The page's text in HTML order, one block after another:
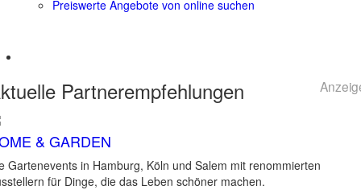
Preiswerte Angebote von online suchen
Partnerempfehlungen
& GARDEN
Gartenevents in Hamburg, Köln und Salem mit renommierten
für Dinge, die das Leben schöner machen.